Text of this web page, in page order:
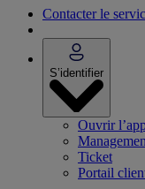
Contacter le
S’identifier
Ouvrir
Ticket
Portail